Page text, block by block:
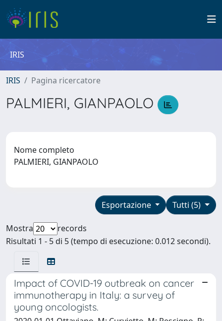
IRIS
IRIS Pagina ricercatore
PALMIERI, GIANPAOLO
Nome completo
PALMIERI, GIANPAOLO
Tutti (5)
Esportazione
Mostra
records
Risultati 1 - 5 di 5 (tempo di esecuzione: 0.012 secondi).
Impact of COVID-19 outbreak on cancer
immunotherapy in Italy: a survey of
young oncologists.